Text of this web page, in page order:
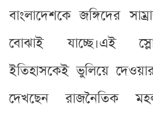
বাংলাদেশকে জঙ্গিদের
বোঝাই যাচ্ছে।এই
ইতিহাসকেই ভুলিয়ে দেওয়ার
দেখছেন রাজনৈতিক